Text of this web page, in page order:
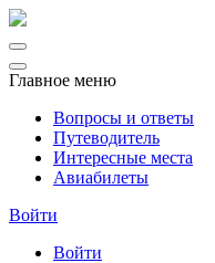
Главное меню
Вопросы и ответы
Путеводитель
Интересные места
Авиабилеты
Войти
Войти